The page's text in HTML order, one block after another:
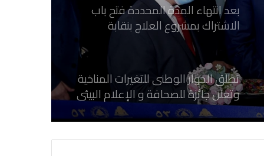
تطلق الحوار الوطنى للتغيرات المناخية
عن التغيرات المناخية
نقابة الصحفيين العراقيين تستقبل طلبة
كلية الإعلام بجامعة المستقبل في بابل
في احتفالية عيد الصحافة النجفية